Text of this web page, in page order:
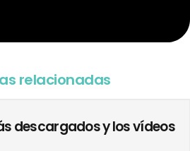
relacionadas
descargados y los vídeos